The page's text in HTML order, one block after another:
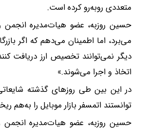
متعددی روبه‌رو کرده است.
دیگر نمی‌توانند تخصیص ارز دریافت
اتخاذ و اجرا می‌شوند.»
در این بین طی روز‌های گذشته
توانستند اتمسفر بازار موبایل را به‌هم
حسین روزبه، عضو هیات‌مدیره انجمن